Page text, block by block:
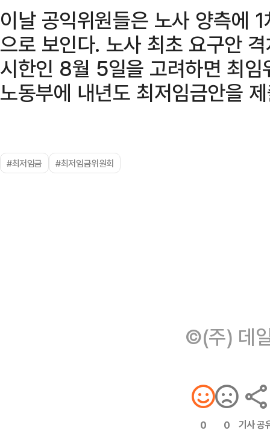
이날 공익위원들은 노사 양측에
으로 보인다. 노사 최초 요구안
시한인 8월 5일을 고려하면 최
노동부에 내년도 최저임금안을
#최저임금 #최저임금위원회
©(주) 데
0 0 기사 공